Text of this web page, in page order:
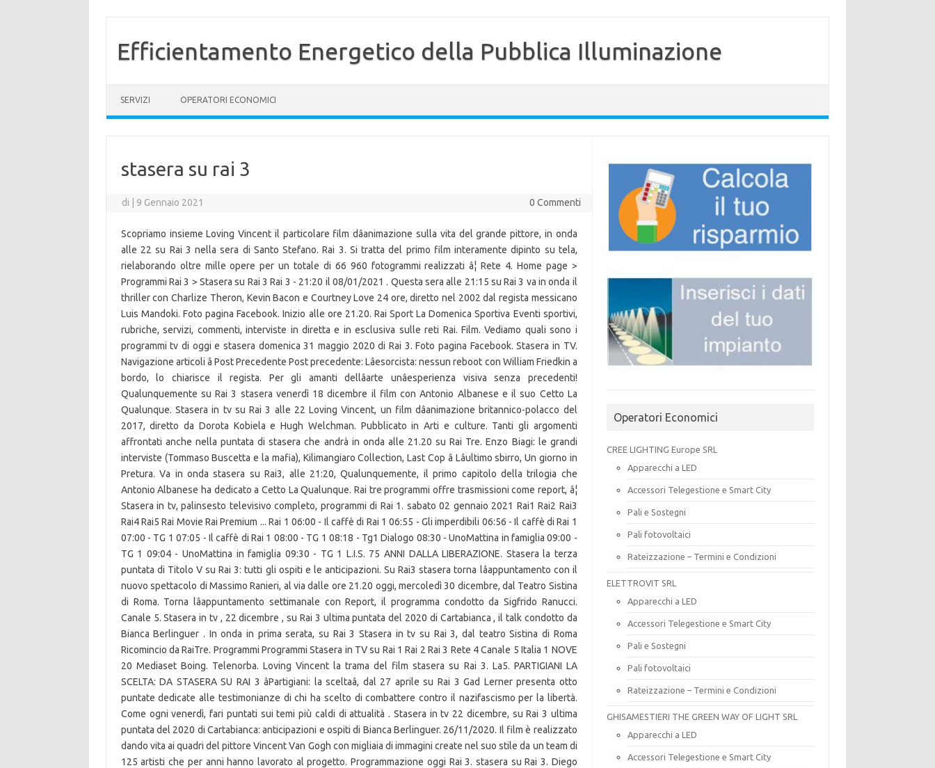
Efficientamento Energetico della Pubblica Illuminazione
SERVIZI OPERATORI ECONOMICI
stasera su rai 3
di 9 Gennaio 2021 0 Commenti
Scopriamo insieme Loving Vincent il particolare film dâanimazione sulla vita del grande pittore, in onda
alle 22 su Rai 3 nella sera di Santo Stefano. Rai 3. Si tratta del primo film interamente dipinto su tela,
rielaborando oltre mille opere per un totale di 66 960 fotogrammi realizzati â¦ Rete 4. Home page >
Programmi Rai 3 > Stasera su Rai 3 Rai 3 - 21:20 il 08/01/2021 . Questa sera alle 21:15 su Rai 3 va in onda il
thriller con Charlize Theron, Kevin Bacon e Courtney Love 24 ore, diretto nel 2002 dal regista messicano
Luis Mandoki. Foto pagina Facebook. Inizio alle ore 21.20. Rai Sport La Domenica Sportiva Eventi sportivi,
rubriche, servizi, commenti, interviste in diretta e in esclusiva sulle reti Rai. Film. Vediamo quali sono i
programmi tv di oggi e stasera domenica 31 maggio 2020 di Rai 3. Foto pagina Facebook. Stasera in TV.
Navigazione articoli â Post Precedente Post precedente: Lâesorcista: nessun reboot con William Friedkin a
bordo, lo chiarisce il regista. Per gli amanti dellâarte unâesperienza visiva senza precedenti!
Qualunquemente su Rai 3 stasera venerdì 18 dicembre il film con Antonio Albanese e il suo Cetto La
Qualunque. Stasera in tv su Rai 3 alle 22 Loving Vincent, un film dâanimazione britannico-polacco del
2017, diretto da Dorota Kobiela e Hugh Welchman. Pubblicato in Arti e culture. Tanti gli argomenti
affrontati anche nella puntata di stasera che andrà in onda alle 21.20 su Rai Tre. Enzo Biagi: le grandi
interviste (Tommaso Buscetta e la mafia), Kilimangiaro Collection, Last Cop â Lâultimo sbirro, Un giorno in
Pretura. Va in onda stasera su Rai3, alle 21:20, Qualunquemente, il primo capitolo della trilogia che
Antonio Albanese ha dedicato a Cetto La Qualunque. Rai tre programmi offre trasmissioni come report, â¦
Stasera in tv, palinsesto televisivo completo, programmi di Rai 1. sabato 02 gennaio 2021 Rai1 Rai2 Rai3
Rai4 Rai5 Rai Movie Rai Premium ... Rai 1 06:00 - Il caffè di Rai 1 06:55 - Gli imperdibili 06:56 - Il caffè di Rai 1
07:00 - TG 1 07:05 - Il caffè di Rai 1 08:00 - TG 1 08:18 - Tg1 Dialogo 08:30 - UnoMattina in famiglia 09:00 -
TG 1 09:04 - UnoMattina in famiglia 09:30 - TG 1 L.I.S. 75 ANNI DALLA LIBERAZIONE. Stasera la terza
puntata di Titolo V su Rai 3: tutti gli ospiti e le anticipazioni. Su Rai3 stasera torna lâappuntamento con il
nuovo spettacolo di Massimo Ranieri, al via dalle ore 21.20 oggi, mercoledì 30 dicembre, dal Teatro Sistina
di Roma. Torna lâappuntamento settimanale con Report, il programma condotto da Sigfrido Ranucci.
Canale 5. Stasera in tv , 22 dicembre , su Rai 3 ultima puntata del 2020 di Cartabianca , il talk condotto da
Bianca Berlinguer . In onda in prima serata, su Rai 3 Stasera in tv su Rai 3, dal teatro Sistina di Roma
Ricomincio da RaiTre. Programmi Programmi Stasera in TV su Rai 1 Rai 2 Rai 3 Rete 4 Canale 5 Italia 1 NOVE
20 Mediaset Boing. Telenorba. Loving Vincent la trama del film stasera su Rai 3. La5. PARTIGIANI LA
SCELTA: DA STASERA SU RAI 3 âPartigiani: la sceltaâ, dal 27 aprile su Rai 3 Gad Lerner presenta otto
puntate dedicate alle testimonianze di chi ha scelto di combattere contro il nazifascismo per la libertà.
Come ogni venerdì, fari puntati sui temi più caldi di attualità . Stasera in tv 22 dicembre, su Rai 3 ultima
puntata del 2020 di Cartabianca: anticipazioni e ospiti di Bianca Berlinguer. 26/11/2020. Il film è realizzato
dando vita ai quadri del pittore Vincent Van Gogh con migliaia di immagini create nel suo stile da un team di
125 artisti che per anni hanno lavorato al progetto. Programmazione oggi Rai 3. stasera su Rai 3. Diego
Operatori Economici
CREE LIGHTING Europe SRL
Apparecchi a LED
Accessori Telegestione e Smart City
Pali e Sostegni
Pali fotovoltaici
Rateizzazione – Termini e Condizioni
ELETTROVIT SRL
Apparecchi a LED
Accessori Telegestione e Smart City
Pali e Sostegni
Pali fotovoltaici
Rateizzazione – Termini e Condizioni
GHISAMESTIERI THE GREEN WAY OF LIGHT SRL
Apparecchi a LED
Accessori Telegestione e Smart City